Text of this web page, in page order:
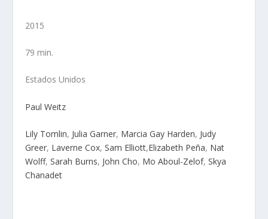
2015
79 min.
Estados Unidos
Paul Weitz
Lily Tomlin, Julia Garner, Marcia Gay Harden, Judy
Greer, Laverne Cox,Sam Elliott,Elizabeth Peña, Nat
Wolff,Sarah Burns, John Cho, Mo Aboul-Zelof,Skya
Chanadet